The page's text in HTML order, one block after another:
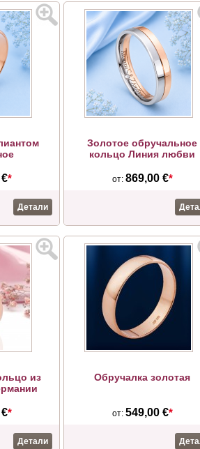
*
Детали
Золотое обручальное
кольцо Линия любви
от: 869,00 €*
из
*
Детали
Обручалка золотая
от: 549,00 €*